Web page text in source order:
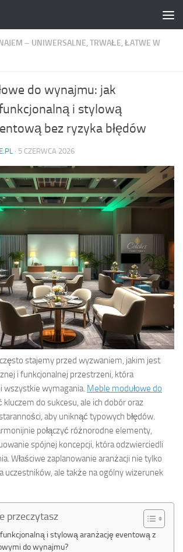
– UNIWERSALNE, TRWAŁE, ŁATWE W
do wynajmu: jak
i stylową
bez ryzyka błędów
· 5 CZERWCA 2026
stajemy przed wyzwaniem, jakim jest
i funkcjonalnej przestrzeni, która
wszystkie wymagania. Meble modułowe do
kluczem do sukcesu, ale ich dobór oraz
aby uniknąć typowych błędów.
połączyć różnorodne elementy,
spójnej koncepcji, która odzwierciedli
Właściwe zaplanowanie aranżacji nie tylko
uczestników, ale także na ogólny wizerunek
przeczytasz
funkcjonalną i stylową aranżację eventową z
do wynajmu?